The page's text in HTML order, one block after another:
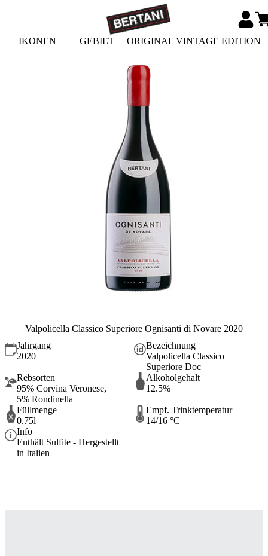
IKONEN GEBIET ORIGINAL VINTAGE EDITION
Valpolicella Classico Superiore Ognisanti di Novare 2020
Jahrgang
2020
Bezeichnung
Valpolicella Classico
Superiore Doc
Rebsorten
95% Corvina Veronese,
5% Rondinella
Alkoholgehalt
12.5%
Füllmenge
0.75l
Empf. Trinktemperatur
14/16 °C
Info
Enthält Sulfite - Hergestellt
in Italien